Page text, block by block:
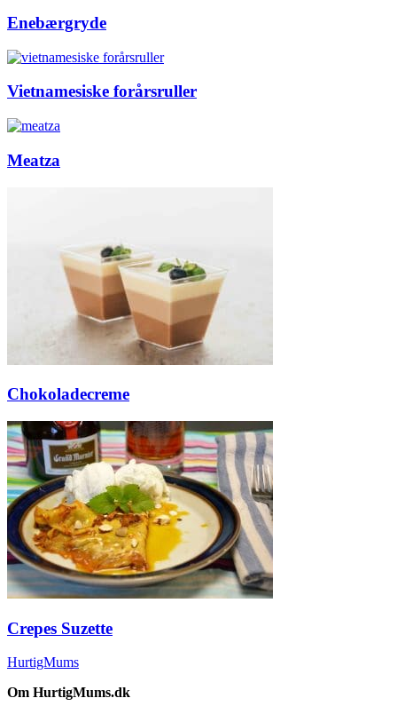
Enebærgryde
Vietnamesiske forårsruller
Meatza
Chokoladecreme
Crepes Suzette
HurtigMums
Om HurtigMums.dk